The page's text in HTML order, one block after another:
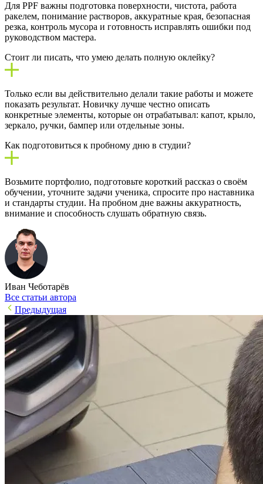
Для PPF важны подготовка поверхности, чистота, работа
ракелем, понимание растворов, аккуратные края, безопасная
резка, контроль мусора и готовность исправлять ошибки под
руководством мастера.
Стоит ли писать, что умею делать полную оклейку?
Только если вы действительно делали такие работы и можете
показать результат. Новичку лучше честно описать
конкретные элементы, которые он отрабатывал: капот, крыло,
зеркало, ручки, бампер или отдельные зоны.
Как подготовиться к пробному дню в студии?
Возьмите портфолио, подготовьте короткий рассказ о своём
обучении, уточните задачи ученика, спросите про наставника
и стандарты студии. На пробном дне важны аккуратность,
внимание и способность слушать обратную связь.
Иван Чеботарёв
Все статьи автора
Предыдущая